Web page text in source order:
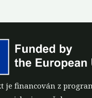
je financován z